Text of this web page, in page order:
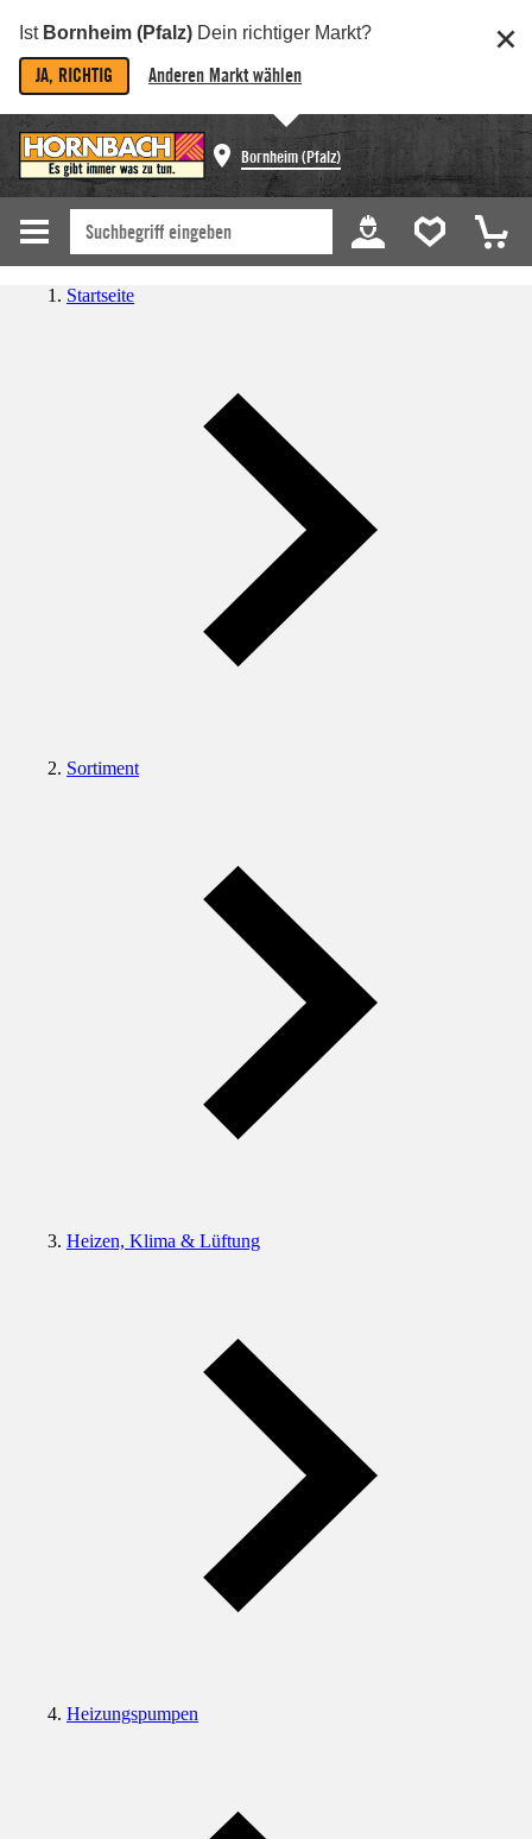
Ist Bornheim (Pfalz) Dein richtiger Markt?
JA, RICHTIG Anderen Markt wählen
Bornheim (Pfalz)
Startseite
Sortiment
Heizen, Klima & Lüftung
Heizungspumpen